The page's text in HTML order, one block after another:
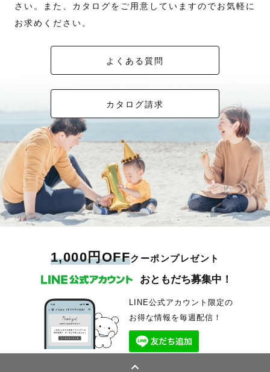
さい。また、カタログをご用意していますのでお気軽に
お求めください。
よくある質問
カタログ請求
1,000円OFFクーポンプレゼント
おともだち募集中！
LINE公式アカウント限定の
お得な情報を毎週配信！